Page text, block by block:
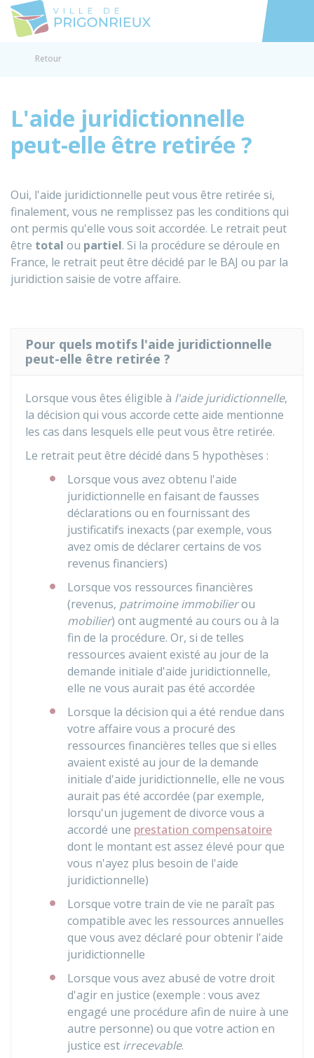
Accéder
Retour
L'aide juridictionnelle
peut-elle être retirée ?
Oui, l'aide juridictionnelle peut vous être retirée si,
finalement, vous ne remplissez pas les conditions qui
ont permis qu'elle vous soit accordée. Le retrait peut
être total ou partiel. Si la procédure se déroule en
France, le retrait peut être décidé par le BAJ ou par la
juridiction saisie de votre affaire.
Pour quels motifs l'aide juridictionnelle
peut-elle être retirée ?
Lorsque vous êtes éligible à l'aide juridictionnelle,
la décision qui vous accorde cette aide mentionne
les cas dans lesquels elle peut vous être retirée.
Le retrait peut être décidé dans 5 hypothèses :
Lorsque vous avez obtenu l'aide
juridictionnelle en faisant de fausses
déclarations ou en fournissant des
justificatifs inexacts (par exemple, vous
avez omis de déclarer certains de vos
revenus financiers)
Lorsque vos ressources financières
(revenus, patrimoine immobilierou
mobilier) ont augmenté au cours ou à la
fin de la procédure. Or, si de telles
ressources avaient existé au jour de la
demande initiale d'aide juridictionnelle,
elle ne vous aurait pas été accordée
Lorsque la décision qui a été rendue dans
votre affaire vous a procuré des
ressources financières telles que si elles
avaient existé au jour de la demande
initiale d'aide juridictionnelle, elle ne vous
aurait pas été accordée (par exemple,
lorsqu'un jugement de divorce vous a
accordé une prestation compensatoire
dont le montant est assez élevé pour que
vous n'ayez plus besoin de l'aide
juridictionnelle)
Lorsque votre train de vie ne paraît pas
compatible avec les ressources annuelles
que vous avez déclaré pour obtenir l'aide
juridictionnelle
Lorsque vous avez abusé de votre droit
d'agir en justice (exemple : vous avez
engagé une procédure afin de nuire à une
autre personne) ou que votre action en
justice est irrecevable.